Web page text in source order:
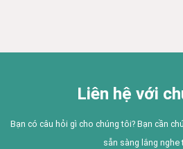
Liên hệ với
Bạn có câu hỏi gì cho chúng tôi? Bạn cần
sẵn sàng lắng nghe